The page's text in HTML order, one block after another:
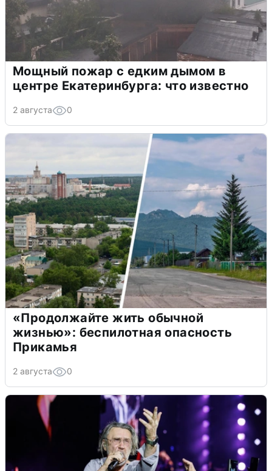
Мощный пожар с едким дымом в
центре Екатеринбурга: что известно
2 августа 0
«Продолжайте жить обычной
жизнью»: беспилотная опасность
Прикамья
2 августа 0